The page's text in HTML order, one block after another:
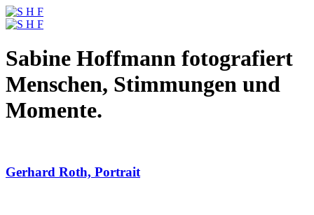
Sabine Hoffmann fotografiert
Menschen, Stimmungen und
Momente.
Gerhard Roth, Portrait